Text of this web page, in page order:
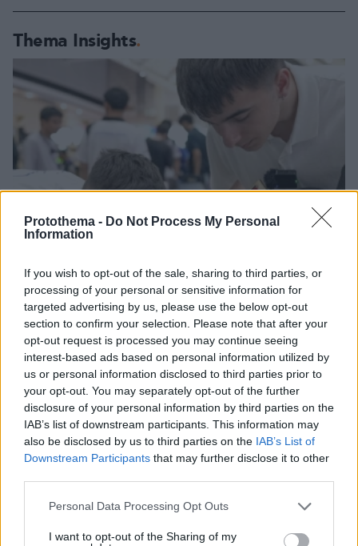
Protothema - Do Not Process My Personal
Information
If you wish to opt-out of the sale, sharing to third parties, or
processing of your personal or sensitive information for
targeted advertising by us, please use the below opt-out
section to confirm your selection. Please note that after your
opt-out request is processed you may continue seeing
interest-based ads based on personal information utilized by
us or personal information disclosed to third parties prior to
your opt-out. You may separately opt-out of the further
disclosure of your personal information by third parties on the
IAB’s list of downstream participants. This information may
also be disclosed by us to third parties on the IAB’s List of
Downstream Participants that may further disclose it to other
Please note that this website/app uses one or more Google
not limited to your visit or usage behaviour. You may click to
Personal Data Processing Opt Outs
I want to opt-out of the Sharing of my
Thema Insights
Πώς μια απλή ιδέα εξελίχθηκε σε κορυφαίο θεσμό
ρομποτικής στην Ελλάδα
04.08.2026, 11:20
26.07.2026, 09:54